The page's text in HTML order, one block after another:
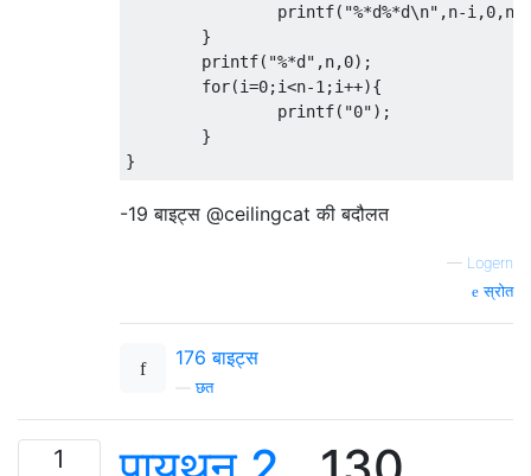
		printf
( "%*d%*d\n" ,n-i,0,n
}
	printf
( "%*d" ,n,0);
for(i=0;i<n-1;i++){
		printf
( "0");
}
}
-19 बाइट्स @ceilingcat की बदौलत
— Logern
स्रोत
176 बाइट्स
—छत
1